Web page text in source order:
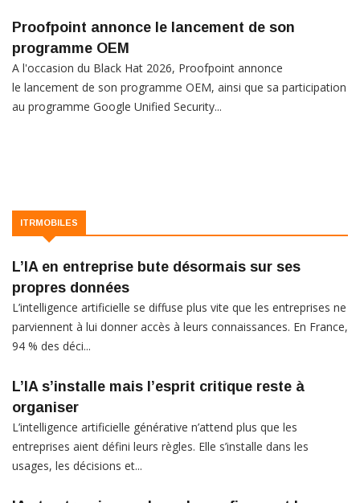
Proofpoint annonce le lancement de son
programme OEM
A l'occasion du Black Hat 2026, Proofpoint annonce
le lancement de son programme OEM, ainsi que sa participation
au programme Google Unified Security...
ITRMOBILES
L’IA en entreprise bute désormais sur ses
propres données
L’intelligence artificielle se diffuse plus vite que les entreprises ne
parviennent à lui donner accès à leurs connaissances. En France,
94 % des déci...
L’IA s’installe mais l’esprit critique reste à
organiser
L’intelligence artificielle générative n’attend plus que les
entreprises aient défini leurs règles. Elle s’installe dans les
usages, les décisions et...